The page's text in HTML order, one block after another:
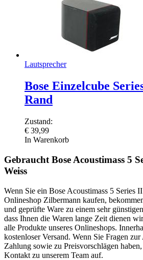
Lautsprecher
Bose Einzelcube
Rand
Zustand:
€ 39,99
In Warenkorb
Gebraucht Bose Acoustimass 5
Weiss
Wenn Sie ein Bose Acoustimass 5 Series
Onlineshop Zilbermann kaufen,
und geprüfte Ware zu einem sehr
dass Ihnen die Waren lange Zeit dienen
alle Produkte unseres Onlineshops.
kostenloser Versand. Wenn Sie Fragen
Zahlung sowie zu Preisvorschlägen
Kontakt zu unserem Team auf.